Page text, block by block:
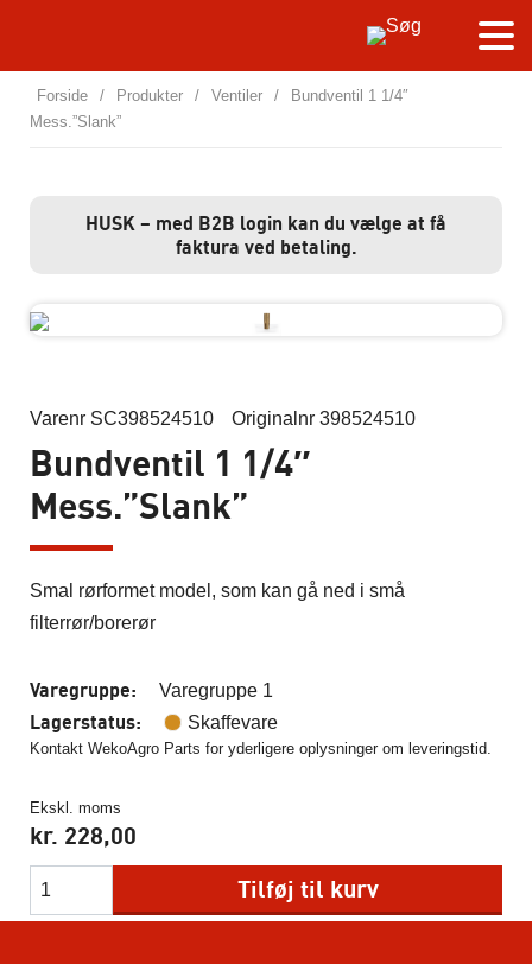
Forside / Produkter / Ventiler /
Bundventil 1 1/4″
Mess.”Slank”
HUSK – med B2B login kan du vælge at få
faktura ved betaling.
Varenr SC398524510 Originalnr 398524510
Bundventil 1 1/4″
Mess.”Slank”
Smal rørformet model, som kan gå ned i små
filterrør/borerør
Varegruppe: Varegruppe 1
Lagerstatus: Skaffevare
Kontakt WekoAgro Parts for yderligere oplysninger om leveringstid.
Ekskl. moms
kr. 228,00
Tilføj til kurv